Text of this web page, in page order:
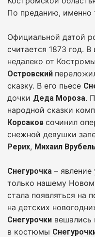
По преданию, именно
Официальной датой
считается 1873 год.
недалеко от
Островский
сказку. В его пьесе
дочки Деда Мороза.
народной сказки
Корсаков сочинил
снежной девушки
Рерих, Михаил
Снегурочка – явление
только нашему
стала появляться на
на детских
Снегурочки вешались
в костюмы